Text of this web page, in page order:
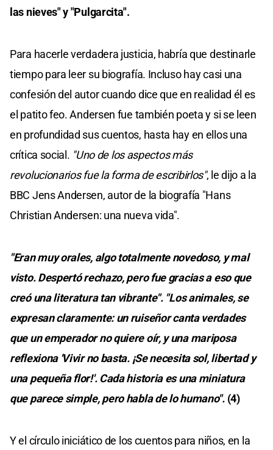
las nieves" y "Pulgarcita".
Para hacerle verdadera justicia, habría que destinarle
tiempo para leer su biografía. Incluso hay casi una
confesión del autor cuando dice que en realidad él es
el patito feo. Andersen fue también poeta y si se leen
en profundidad sus cuentos, hasta hay en ellos una
crítica social. "Uno de los aspectos más
revolucionarios fue la forma de escribirlos", le dijo a la
BBC Jens Andersen, autor de la biografía "Hans
Christian Andersen: una nueva vida".
"Eran muy orales, algo totalmente novedoso, y mal
visto. Despertó rechazo, pero fue gracias a eso que
creó una literatura tan vibrante". "Los animales, se
expresan claramente: un ruiseñor canta verdades
que un emperador no quiere oír, y una mariposa
reflexiona 'Vivir no basta. ¡Se necesita sol, libertad y
una pequeña flor!'. Cada historia es una miniatura
que parece simple, pero habla de lo humano". (4)
Y el círculo iniciático de los cuentos para niños, en la